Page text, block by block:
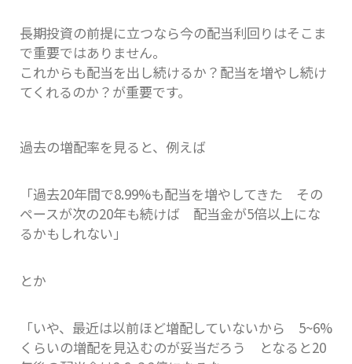
長期投資の前提に立つなら今の配当利回りはそこま
で重要ではありません。
これからも配当を出し続けるか？配当を増やし続け
てくれるのか？が重要です。
過去の増配率を見ると、例えば
「過去20年間で8.99%も配当を増やしてきた その
ペースが次の20年も続けば 配当金が5倍以上にな
るかもしれない」
とか
「いや、最近は以前ほど増配していないから 5~6%
くらいの増配を見込むのが妥当だろう となると20